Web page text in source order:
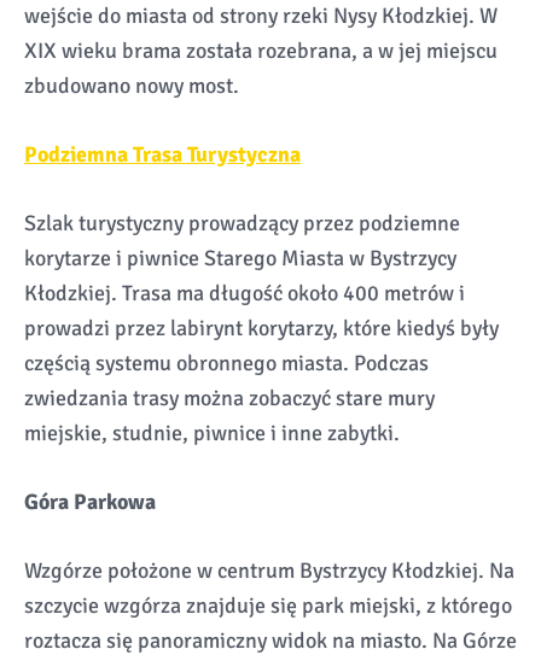
wejście do miasta od strony rzeki Nysy Kłodzkiej. W
XIX wieku brama została rozebrana, a w jej miejscu
zbudowano nowy most.
Podziemna Trasa Turystyczna
Szlak turystyczny prowadzący przez podziemne
korytarze i piwnice Starego Miasta w Bystrzycy
Kłodzkiej. Trasa ma długość około 400 metrów i
prowadzi przez labirynt korytarzy, które kiedyś były
częścią systemu obronnego miasta. Podczas
zwiedzania trasy można zobaczyć stare mury
miejskie, studnie, piwnice i inne zabytki.
Góra Parkowa
Wzgórze położone w centrum Bystrzycy Kłodzkiej. Na
szczycie wzgórza znajduje się park miejski, z którego
roztacza się panoramiczny widok na miasto. Na Górze